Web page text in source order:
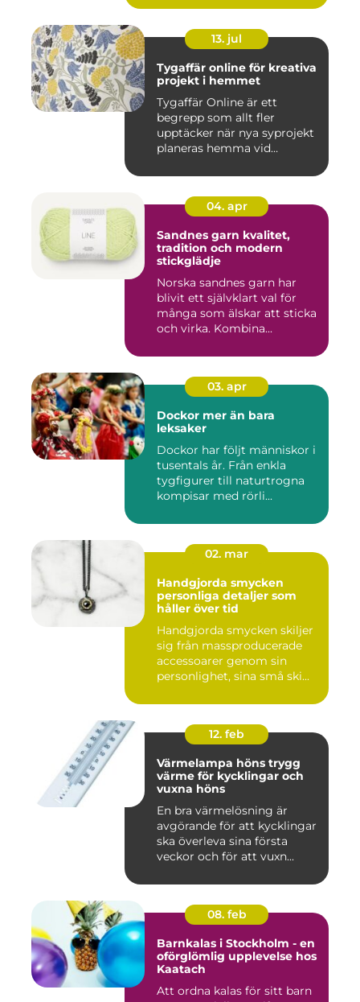
13. jul
Tygaffär online för kreativa
projekt i hemmet
Tygaffär Online är ett
begrepp som allt fler
upptäcker när nya syprojekt
planeras hemma vid
04. apr
Sandnes garn kvalitet,
tradition och modern
stickglädje
Norska sandnes garn har
blivit ett självklart val för
många som älskar att sticka
och virka. Kombina...
03. apr
Dockor mer än bara
leksaker
Dockor har följt människor i
tusentals år. Från enkla
tygfigurer till naturtrogna
kompisar med rörli...
02. mar
Handgjorda smycken
personliga detaljer som
håller över tid
Handgjorda smycken skiljer
sig från massproducerade
accessoarer genom sin
personlighet, sina små ski...
12. feb
Värmelampa höns trygg
värme för kycklingar och
vuxna höns
En bra värmelösning är
avgörande för att kycklingar
ska överleva sina första
veckor och för att vuxn...
08. feb
Barnkalas i Stockholm - en
oförglömlig upplevelse hos
Kaatach
Att ordna kalas för sitt barn